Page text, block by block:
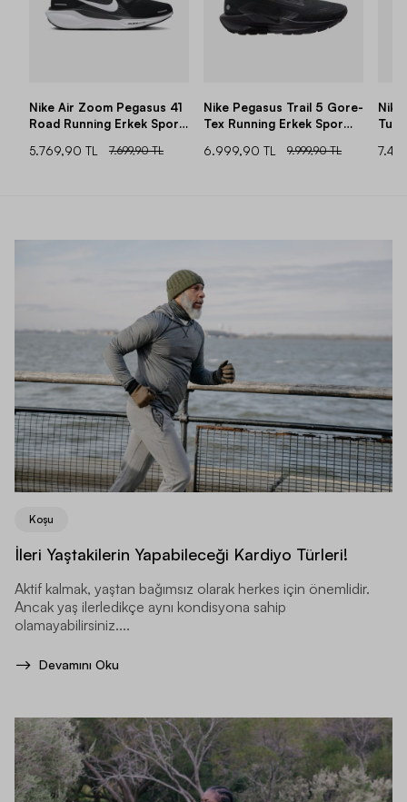
Nike Air Zoom Pegasus 41
Road Running Erkek Spor
5.769,90 TL 7.699,90 TL
Nike Pegasus Trail 5 Gore-
Tex Running Erkek Spor
6.999,90 TL 9.999,90 TL
Koşu
İleri Yaştakilerin Yapabileceği Kardiyo Türleri!
Aktif kalmak, yaştan bağımsız olarak herkes için önemlidir.
Ancak yaş ilerledikçe aynı kondisyona sahip
olamayabilirsiniz....
Devamını Oku